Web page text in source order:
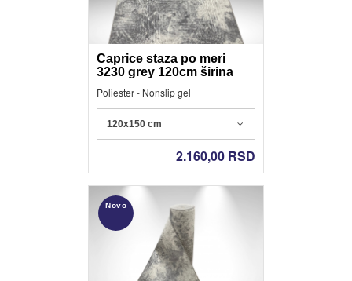
Caprice staza po meri
3230 grey 120cm širina
Poliester - Nonslip gel
120x150 cm
2.160,00 RSD
Novo